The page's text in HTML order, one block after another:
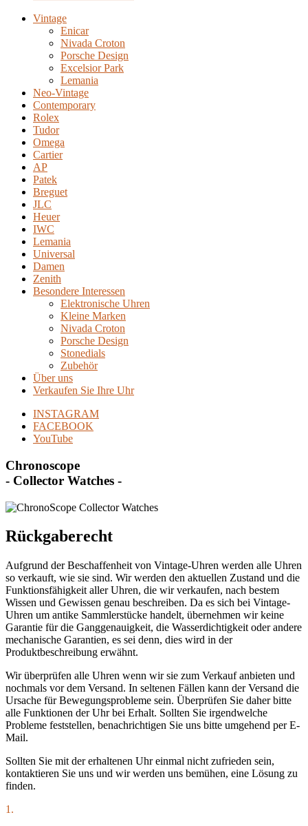
Vintage
Enicar
Nivada Croton
Porsche Design
Excelsior Park
Lemania
Neo-Vintage
Contemporary
Rolex
Tudor
Omega
Cartier
AP
Patek
Breguet
JLC
Heuer
IWC
Lemania
Universal
Damen
Zenith
Besondere Interessen
Elektronische Uhren
Kleine Marken
Nivada Croton
Porsche Design
Stonedials
Zubehör
Über uns
Verkaufen Sie Ihre Uhr
INSTAGRAM
FACEBOOK
YouTube
Chronoscope
- Collector Watches -
Rückgaberecht
Aufgrund der Beschaffenheit von Vintage-Uhren werden alle Uhren
so verkauft, wie sie sind. Wir werden den aktuellen Zustand und die
Funktionsfähigkeit aller Uhren, die wir verkaufen, nach bestem
Wissen und Gewissen genau beschreiben. Da es sich bei Vintage-
Uhren um antike Sammlerstücke handelt, übernehmen wir keine
Garantie für die Ganggenauigkeit, die Wasserdichtigkeit oder andere
mechanische Garantien, es sei denn, dies wird in der
Produktbeschreibung erwähnt.
Wir überprüfen alle Uhren wenn wir sie zum Verkauf anbieten und
nochmals vor dem Versand. In seltenen Fällen kann der Versand die
Ursache für Bewegungsprobleme sein. Überprüfen Sie daher bitte
alle Funktionen der Uhr bei Erhalt. Sollten Sie irgendwelche
Probleme feststellen, benachrichtigen Sie uns bitte umgehend per E-
Mail.
Sollten Sie mit der erhaltenen Uhr einmal nicht zufrieden sein,
kontaktieren Sie uns und wir werden uns bemühen, eine Lösung zu
finden.
1.